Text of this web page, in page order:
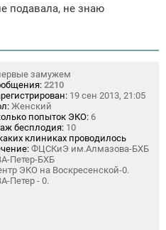
подавала, не знаю
замужем
2210
19 сен 2013, 21:05
Женский
попыток ЭКО: 6
бесплодия: 10
клиниках проводилось
ФЦСКиЭ им.Алмазова-БХБ
Петер-БХБ
ЭКО на Воскресенской-0.
Петер - 0.